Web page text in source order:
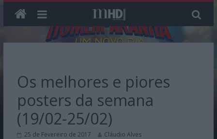
Os melhores e piores
posters da semana
(19/02-25/02)
25 de Fevereiro de 2017 Cláudio Alves